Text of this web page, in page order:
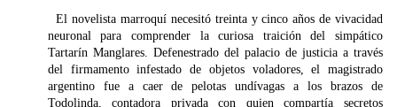
El novelista marroquí necesitó treinta y cinco años de vivacidad
neuronal para comprender la curiosa traición del simpático
Tartarín Manglares. Defenestrado del palacio de justicia a través
del firmamento infestado de objetos voladores, el magistrado
argentino fue a caer de pelotas undívagas a los brazos de
Todolinda, contadora privada con quien compartía secretos